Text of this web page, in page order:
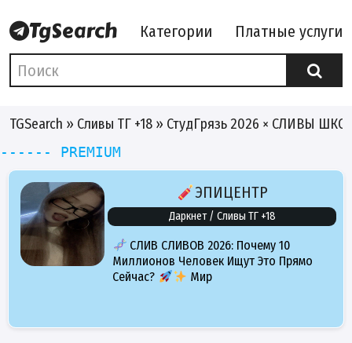
Категории Платные услуги
TGSearch » Сливы ТГ +18 » СтудГрязь 2026 × СЛИВЫ
------ PREMIUM
ЭПИЦЕНТР
Даркнет / Сливы ТГ +18
СЛИВ СЛИВОВ 2026: Почему 10
Миллионов Человек Ищут Это Прямо
Сейчас?
Мир